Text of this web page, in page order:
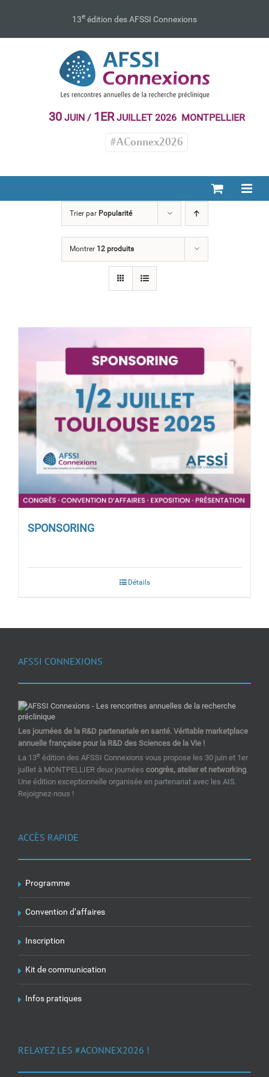
13e édition des AFSSI Connexions
30JUIN / 1ERJUILLET 2026 MONTPELLIER
#AConnex2026
Trier par Popularité
Montrer 12 produits
SPONSORING
Détails
AFSSI CONNEXIONS
Les journées de la R&D partenariale en santé. Véritable marketplace
annuelle française pour la R&D des Sciences de la Vie !
La 13e édition des AFSSI Connexions vous propose les 30 juin et 1er
juillet à MONTPELLIER deux journées congrès, atelier et networking.
Une édition exceptionnelle organisée en partenariat avec les AIS.
Rejoignez-nous !
ACCÈS RAPIDE
Programme
Convention d’affaires
Inscription
Kit de communication
Infos pratiques
RELAYEZ LES #ACONNEX2026 !